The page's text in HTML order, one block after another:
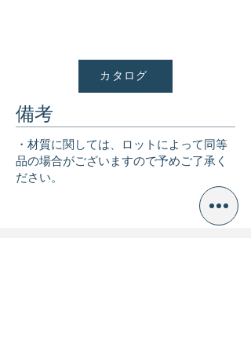
カタログ
備考
・材質に関しては、ロットによって同等
品の場合がございますので予めご了承く
ださい。